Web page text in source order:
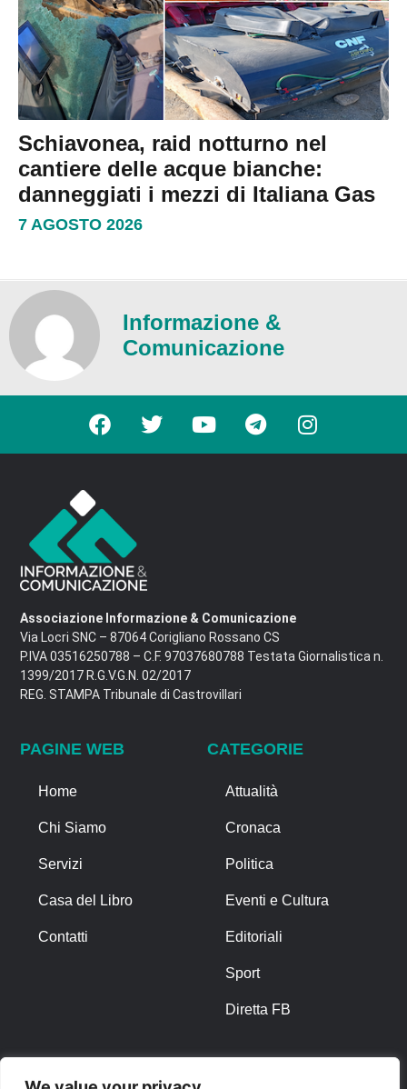
Schiavonea, raid notturno nel
cantiere delle acque bianche:
danneggiati i mezzi di Italiana Gas
7 AGOSTO 2026
Informazione &
Comunicazione
Associazione Informazione & Comunicazione
Via Locri SNC – 87064 Corigliano Rossano CS
P.IVA 03516250788 – C.F. 97037680788 Testata Giornalistica n.
1399/2017 R.G.V.G.N. 02/2017
REG. STAMPA Tribunale di Castrovillari
PAGINE WEB
Home
Chi Siamo
Servizi
Casa del Libro
Contatti
CATEGORIE
Attualità
Cronaca
Politica
Eventi e Cultura
Editoriali
Sport
Diretta FB